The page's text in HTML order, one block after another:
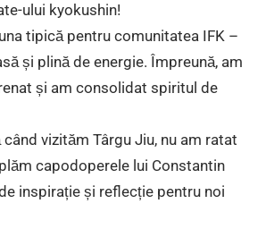
ului kyokushin!
tipică pentru comunitatea IFK –
și plină de energie. Împreună, am
și am consolidat spiritul de
vizităm Târgu Jiu, nu am ratat
capodoperele lui Constantin
inspirație și reflecție pentru noi